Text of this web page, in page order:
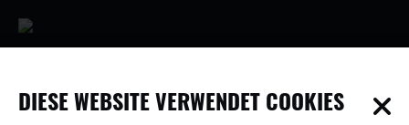
INFORMATIONEN
DIESE WEBSITE VERWENDET COOKIES